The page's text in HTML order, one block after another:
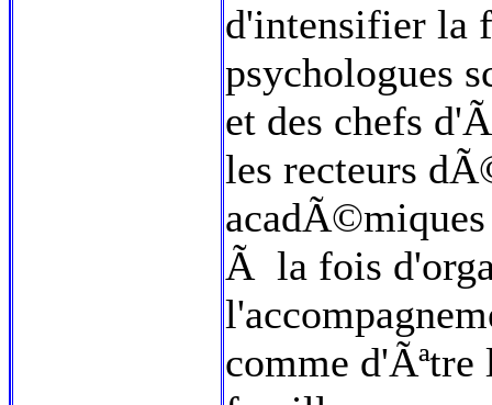
d'intensifier la
psychologues
et des chefs
les recteurs
Ã la fois
comme